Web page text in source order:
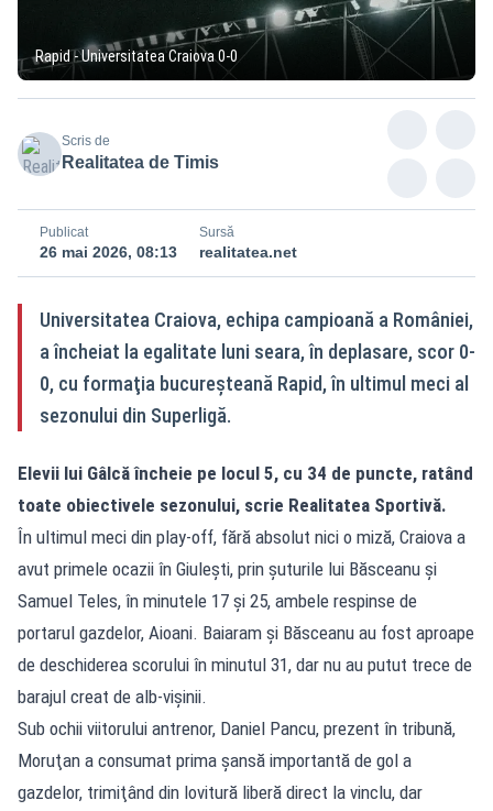
Rapid - Universitatea Craiova 0-0
Scris de
Realitatea de Timis
Publicat
26 mai 2026, 08:13
Sursă
realitatea.net
Universitatea Craiova, echipa campioană a României,
a încheiat la egalitate luni seara, în deplasare, scor 0-
0, cu formaţia bucureşteană Rapid, în ultimul meci al
sezonului din Superligă.
Elevii lui Gâlcă încheie pe locul 5, cu 34 de puncte, ratând
toate obiectivele sezonului, scrie Realitatea Sportivă.
În ultimul meci din play-off, fără absolut nici o miză, Craiova a
avut primele ocazii în Giuleşti, prin şuturile lui Băsceanu şi
Samuel Teles, în minutele 17 şi 25, ambele respinse de
portarul gazdelor, Aioani. Baiaram şi Băsceanu au fost aproape
de deschiderea scorului în minutul 31, dar nu au putut trece de
barajul creat de alb-vişinii.
Sub ochii viitorului antrenor, Daniel Pancu, prezent în tribună,
Moruţan a consumat prima şansă importantă de gol a
gazdelor, trimiţând din lovitură liberă direct la vinclu, dar